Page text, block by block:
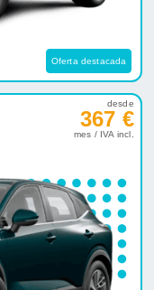
Oferta destacada
desde
367 €
mes / IVA incl.